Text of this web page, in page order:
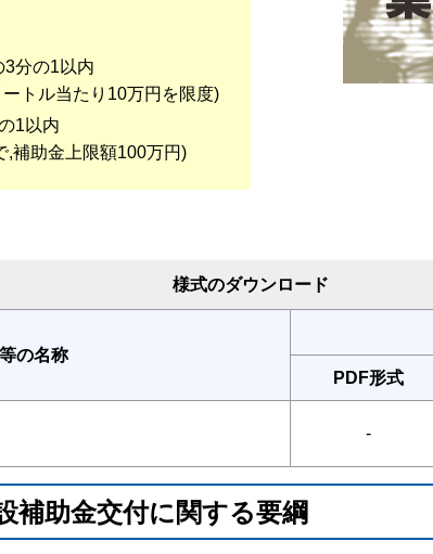
3分の1以内
トル当たり10万円を限度)
1以内
,補助金上限額100万円)
様式のダウンロード
の名称
PDF形式
-
補助金交付に関する要綱